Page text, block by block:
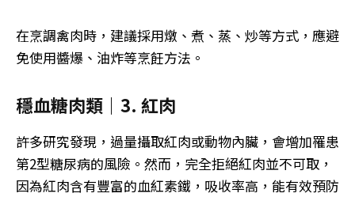
在烹調禽肉時，建議採用燉、煮、蒸、炒等方式，應避
免使用醬爆、油炸等烹飪方法。
穩血糖肉類｜3. 紅肉
許多研究發現，過量攝取紅肉或動物內臟，會增加罹患
第2型糖尿病的風險。然而，完全拒絕紅肉並不可取，
因為紅肉含有豐富的血紅素鐵，吸收率高，能有效預防